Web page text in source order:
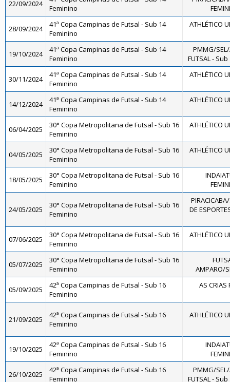
22/09/2024
Feminino
28/09/2024
41ª Copa Campinas de Futsal - Sub 14
Feminino
ATHLÉTICO
19/10/2024
41ª Copa Campinas de Futsal - Sub 14
Feminino
PMMG/
FUTSAL -
30/11/2024
41ª Copa Campinas de Futsal - Sub 14
Feminino
ATHLÉTICO
14/12/2024
41ª Copa Campinas de Futsal - Sub 14
Feminino
ATHLÉTICO
06/04/2025
30° Copa Metropolitana de Futsal - Sub 16
Feminino
ATHLÉTICO
04/05/2025
30° Copa Metropolitana de Futsal - Sub 16
Feminino
ATHLÉTICO
18/05/2025
30° Copa Metropolitana de Futsal - Sub 16
Feminino
24/05/2025
30° Copa Metropolitana de Futsal - Sub 16
Feminino
DE
07/06/2025
30° Copa Metropolitana de Futsal - Sub 16
Feminino
ATHLÉTICO
05/07/2025
30° Copa Metropolitana de Futsal - Sub 16
Feminino
AMPARO/
05/09/2025
42ª Copa Campinas de Futsal - Sub 16
Feminino
AS CRIAS
21/09/2025
42ª Copa Campinas de Futsal - Sub 16
Feminino
ATHLÉTICO
19/10/2025
42ª Copa Campinas de Futsal - Sub 16
Feminino
26/10/2025
42ª Copa Campinas de Futsal - Sub 16
Feminino
PMMG/
FUTSAL -